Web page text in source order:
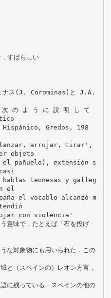
ばらしい
ナス(J. Corominas)と J.A.
の よ う に 説 明 し て
Gredos, 198
'lanzar, arrojar, tirar',
objeto
pañuelo), extensión s
leonesas y galleg
el
el vocablo alcanzó m
con violencia'
意味で，たとえば「石を投げ
な対象物にも用いられた．この
と（スペインの）レオン方言，
に残っている．スペインの他の